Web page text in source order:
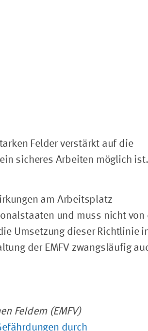
Felder verstärkt auf die
sicheres Arbeiten möglich ist.
am Arbeitsplatz -
und muss nicht von
Umsetzung dieser Richtlinie
der EMFV zwangsläufig
Feldern (EMFV)
durch